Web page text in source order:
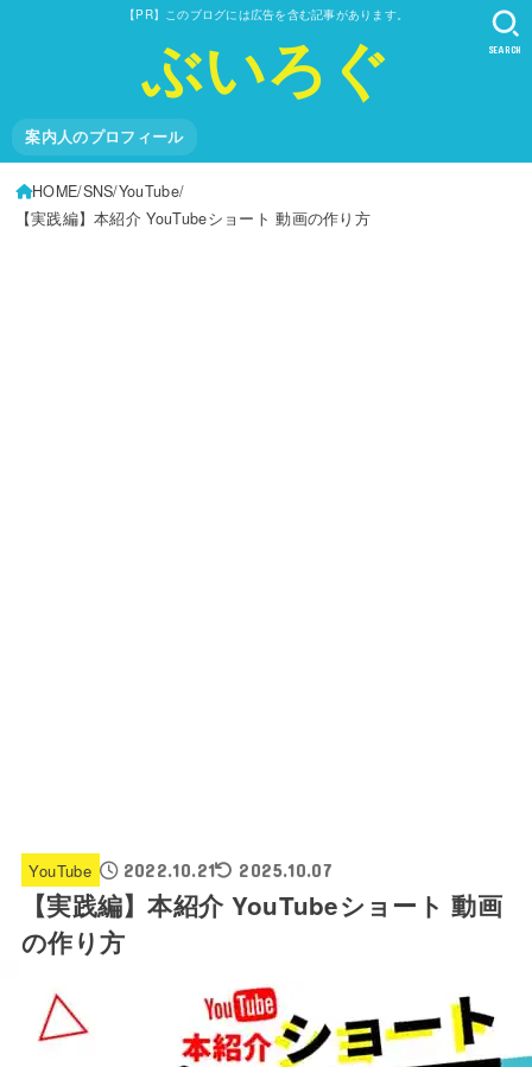
【PR】このブログには広告を含む記事があります。
ぶいろぐ
案内人のプロフィール
SEARCH
HOME SNS YouTube
【実践編】本紹介 YouTubeショート 動画の作り方
YouTube 2022.10.21 2025.10.07
【実践編】本紹介 YouTubeショート 動画
の作り方